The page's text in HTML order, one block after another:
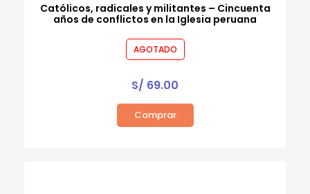
Católicos, radicales y militantes – Cincuenta
años de conflictos en la Iglesia peruana
AGOTADO
S/ 69.00
Comprar